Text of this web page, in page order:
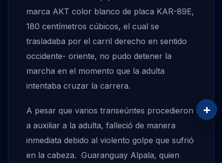
marca AKT color blanco de placa KAR-89E,
180 centímetros cúbicos, el cual se
trasladaba por el carril derecho en sentido
occidente- oriente, no pudo detener la
marcha en el momento que la adulta
intentaba cruzar la carrera.
A pesar que varios transeúntes procedieron
a auxiliar a la adulta, falleció de manera
inmediata debido al violento golpe que sufrió
en la cabeza. Guaranguay Alpala, quien
+